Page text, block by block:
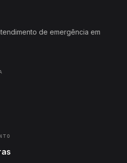
de emergência em